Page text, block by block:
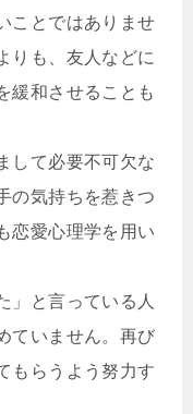
ことではありませ
りも、友人などに
緩和させることも
して必要不可欠な
の気持ちを惹きつ
恋愛心理学を用い
」と言っている人
ていません。再び
もらうよう努力す